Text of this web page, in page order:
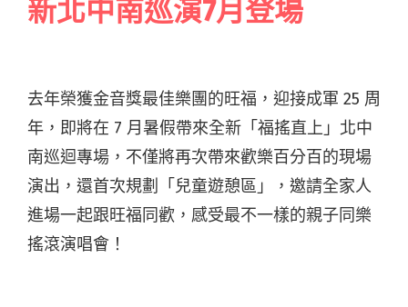
新北中南巡演7月登場
去年榮獲金音獎最佳樂團的旺福，迎接成軍 25 周
年，即將在 7 月暑假帶來全新「福搖直上」北中
南巡迴專場，不僅將再次帶來歡樂百分百的現場
演出，還首次規劃「兒童遊憩區」，邀請全家人
進場一起跟旺福同歡，感受最不一樣的親子同樂
搖滾演唱會！